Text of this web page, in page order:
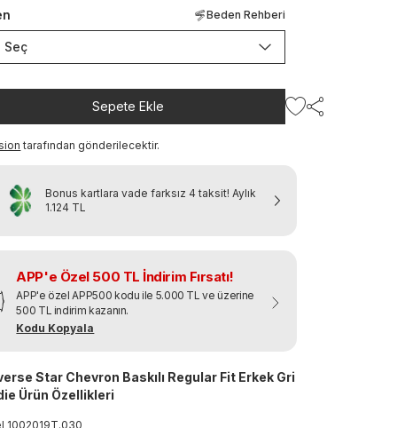
Beden Rehberi
Seç
Sepete Ekle
tarafından gönderilecektir.
Bonus kartlara vade farksız 4 taksit! Aylık
1.124 TL
APP'e Özel 500 TL İndirim Fırsatı!
APP'e özel APP500 kodu ile 5.000 TL ve üzerine
500 TL indirim kazanın.
Kodu Kopyala
Star Chevron Baskılı Regular Fit Erkek Gri
Ürün Özellikleri
1002019T.030